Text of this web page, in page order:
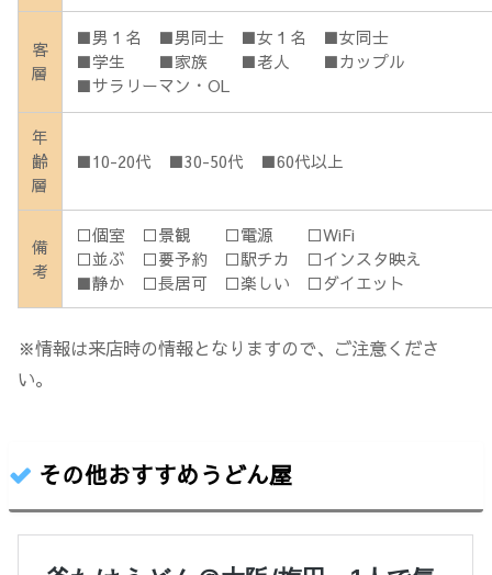
客
層
■男１名 ■男同士 ■女１名 ■女同士
■学生 ■家族 ■老人 ■カップル
■サラリーマン・OL
年
齢
層
■10-20代 ■30-50代 ■60代以上
備
考
□個室 □景観 □電源 □WiFi
□並ぶ □要予約 □駅チカ □インスタ映え
■静か □長居可 □楽しい □ダイエット
※情報は来店時の情報となりますので、ご注意くださ
い。
その他おすすめうどん屋